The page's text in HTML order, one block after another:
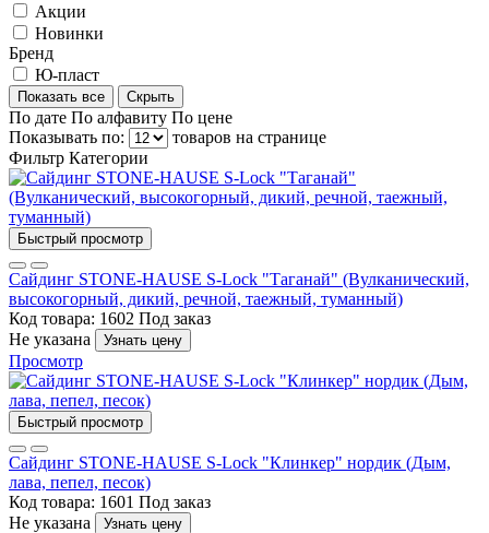
Акции
Новинки
Бренд
Ю-пласт
Показать все Скрыть
По дате По алфавиту По цене
Показывать по:
товаров на странице
Фильтр Категории
Быстрый просмотр
Сайдинг STONE-HAUSE S-Lock "Таганай" (Вулканический,
высокогорный, дикий, речной, таежный, туманный)
Код товара: 1602 Под заказ
Не указана
Узнать цену
Просмотр
Быстрый просмотр
Сайдинг STONE-HAUSE S-Lock "Клинкер" нордик (Дым,
лава, пепел, песок)
Код товара: 1601 Под заказ
Не указана
Узнать цену